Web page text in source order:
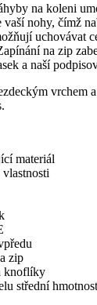
na koleni
vaší nohy, čímž
uchovávat
na zip
a naší
vrchem
materiál
zip
knoflíky
střední